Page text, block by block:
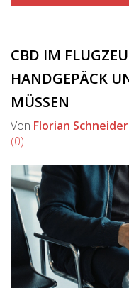
CBD IM
HANDGEPÄCK
MÜSSEN
Von Florian Schneider
(0)